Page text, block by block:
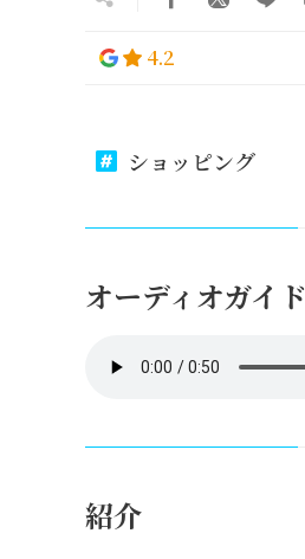
4.2
ショッピング
オーディオガイド
紹介